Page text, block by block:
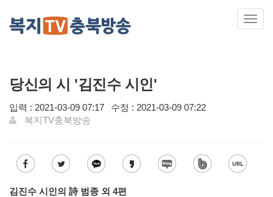
당신의 시 '김진수 시인'
입력 : 2021-03-09 07:17
수정 : 2021-03-09 07:22
복지TV충북방송
김진수 시인의 詩 범종 외 4편